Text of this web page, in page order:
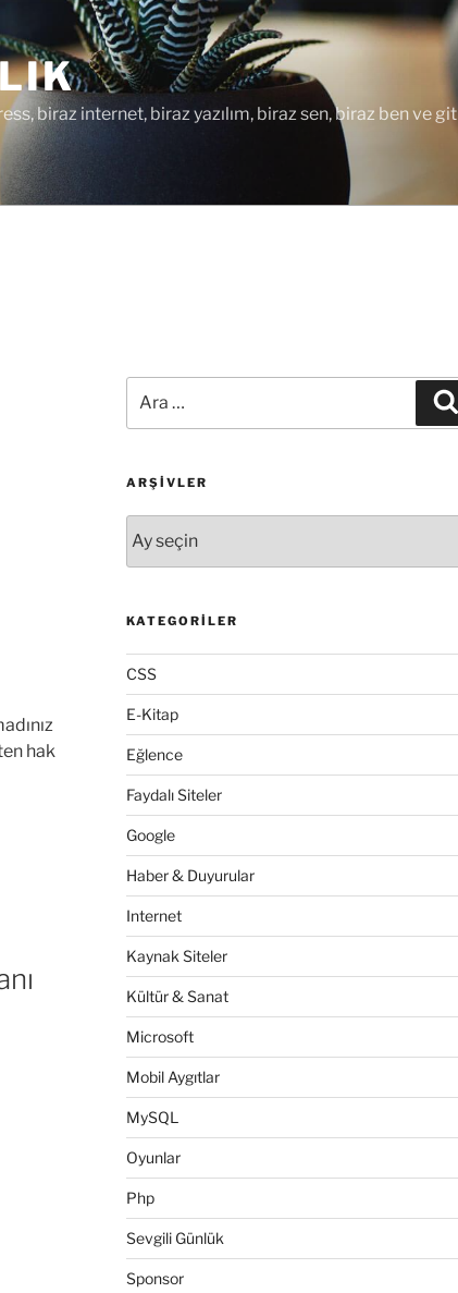
biraz internet, biraz yazılım, biraz sen, biraz ben ve git
hak
ARŞIVLER
KATEGORILER
CSS
E-Kitap
Eğlence
Faydalı Siteler
Google
Haber & Duyurular
Internet
Kaynak Siteler
Kültür & Sanat
Microsoft
Mobil Aygıtlar
MySQL
Oyunlar
Php
Sevgili Günlük
Sponsor